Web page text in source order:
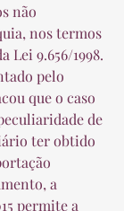
não
nos termos
Lei 9.656/1998.
pelo
que o caso
de
ter obtido
a
permite a